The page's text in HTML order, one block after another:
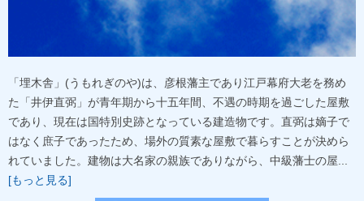
「埋木舎」(うもれぎのや)は、彦根藩主であり江戸幕府大老を務め
た「井伊直弼」が青年期から十五年間、不遇の時期を過ごした屋敷
であり、現在は国特別史跡となっている建造物です。直弼は嫡子で
はなく庶子であったため、場外の質素な屋敷で暮らすことが決めら
れていました。建物は大名家の親族でありながら、中級藩士の屋...
[もっと見る]